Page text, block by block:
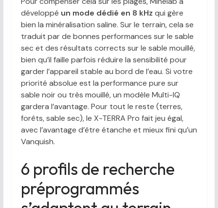
développé un mode dédié en 8 kHz qui gère
bien la minéralisation saline. Sur le terrain, cela se
traduit par de bonnes performances sur le sable
sec et des résultats corrects sur le sable mouillé,
bien qu’il faille parfois réduire la sensibilité pour
garder l’appareil stable au bord de l’eau. Si votre
priorité absolue est la performance pure sur
sable noir ou très mouillé, un modèle Multi-IQ
gardera l’avantage. Pour tout le reste (terres,
forêts, sable sec), le X-TERRA Pro fait jeu égal,
avec l’avantage d’être étanche et mieux fini qu’un
Vanquish.
6 profils de recherche
préprogrammés